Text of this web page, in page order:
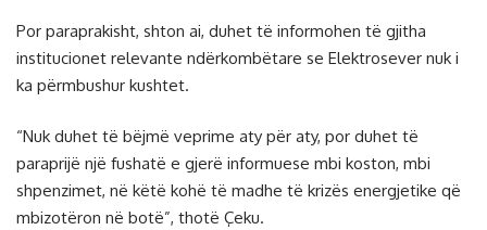
Por paraprakisht, shton ai, duhet të informohen të gjitha
institucionet relevante ndërkombëtare se Elektrosever nuk i
ka përmbushur kushtet.
“Nuk duhet të bëjmë veprime aty për aty, por duhet të
paraprijë një fushatë e gjerë informuese mbi koston, mbi
shpenzimet, në këtë kohë të madhe të krizës energjetike që
mbizotëron në botë”, thotë Çeku.